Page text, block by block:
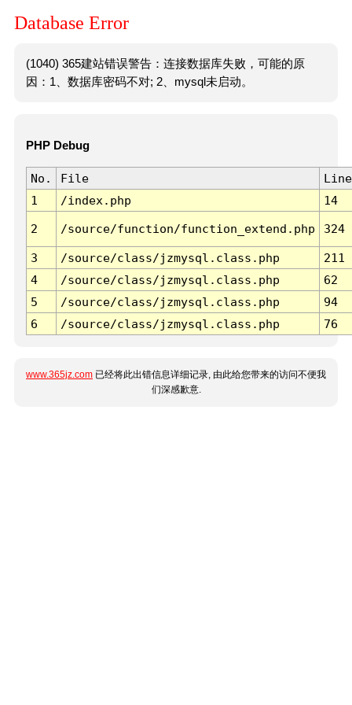
Database Error
(1040) 365建站错误警告：连接数据库失败，可能的原
因：1、数据库密码不对; 2、mysql未启动。
PHP Debug
No. File
Line
1
/index.php 14
2 /source/function/function_extend.php 324
3 /source/class/jzmysql.class.php
211
4
/source/class/jzmysql.class.php
62
5
/source/class/jzmysql.class.php
94
6
/source/class/jzmysql.class.php 76
www.365jz.com 已经将此出错信息详细记录, 由此给您带来的访问不便我
们深感歉意.